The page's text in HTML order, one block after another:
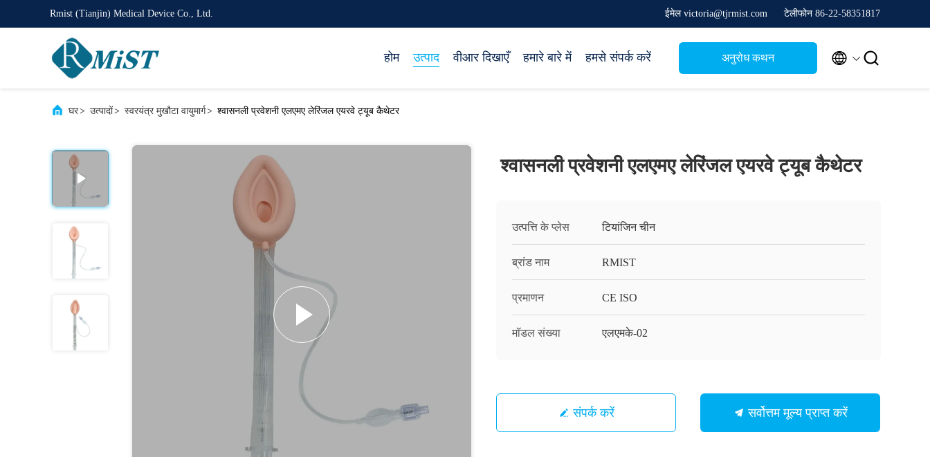
Rmist (Tianjin) Medical Device Co., Ltd. ईमेल victoria@tjrmist.com टेलीफोन 86-22-58351817
होम उत्पाद वीआर दिखाएँ हमारे बारे में हमसे संपर्क करें अनुरोध कथन  
घर> उत्पादों> स्वरयंत्र मुखौटा वायुमार्ग> श्वासनली प्रवेशनी एलएमए लेरिंजल एयरवे ट्यूब कैथेटर
श्वासनली प्रवेशनी एलएमए लेरिंजल एयरवे ट्यूब कैथेटर
उत्पत्ति के प्लेस टियांजिन चीन
ब्रांड नाम RMIST
प्रमाणन CE ISO
मॉडल संख्या एलएमके-02
संपर्क करें सर्वोत्तम मूल्य प्राप्त करें